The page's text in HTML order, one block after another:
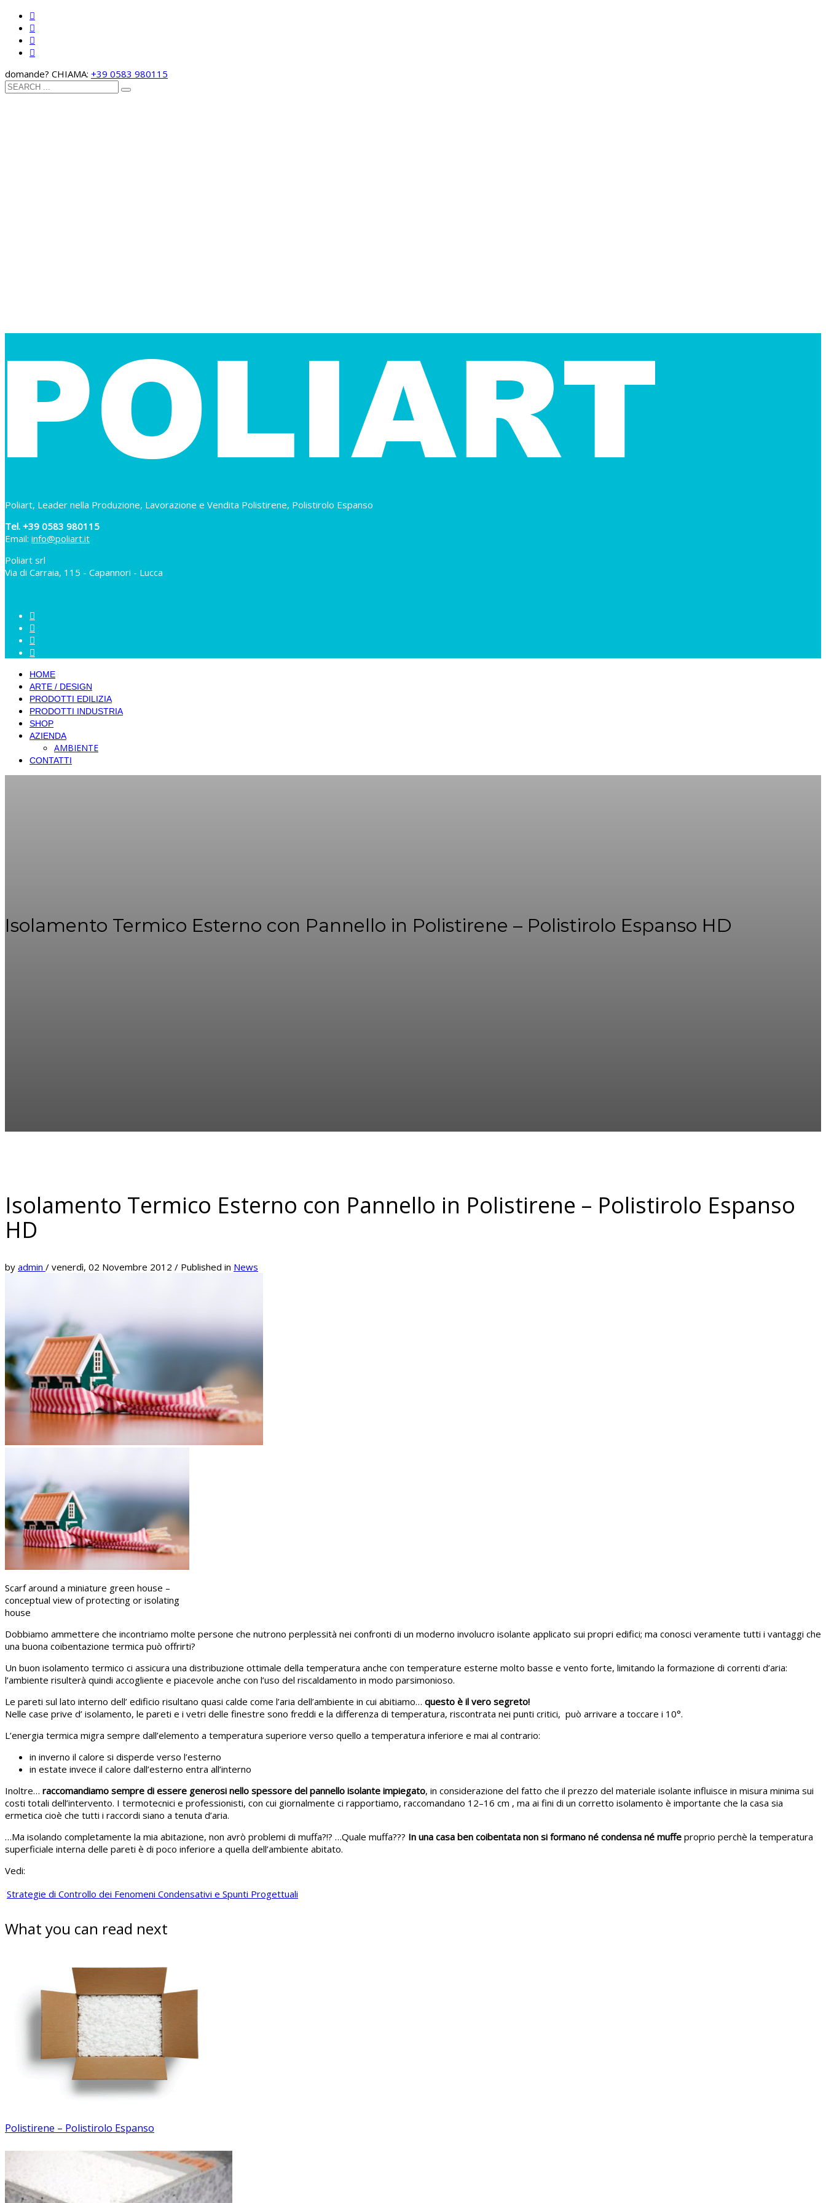
domande? CHIAMA: +39 0583 980115
Poliart, Leader nella Produzione, Lavorazione e Vendita Polistirene, Polistirolo Espanso
Tel. +39 0583 980115
Email: info@poliart.it
Poliart srl
Via di Carraia, 115 - Capannori - Lucca
HOME
ARTE / DESIGN
PRODOTTI EDILIZIA
PRODOTTI INDUSTRIA
SHOP
AZIENDA
AMBIENTE
CONTATTI
Isolamento Termico Esterno con Pannello in Polistirene – Polistirolo Espanso HD
Isolamento Termico Esterno con Pannello in Polistirene – Polistirolo Espanso
HD
by admin / venerdì, 02 Novembre 2012 / Published in News
Scarf around a miniature green house –
conceptual view of protecting or isolating
house
Dobbiamo ammettere che incontriamo molte persone che nutrono perplessità nei confronti di un moderno involucro isolante applicato sui propri edifici; ma conosci veramente tutti i vantaggi che
una buona coibentazione termica può offrirti?
Un buon isolamento termico ci assicura una distribuzione ottimale della temperatura anche con temperature esterne molto basse e vento forte, limitando la formazione di correnti d’aria:
l’ambiente risulterà quindi accogliente e piacevole anche con l’uso del riscaldamento in modo parsimonioso.
Le pareti sul lato interno dell’ edificio risultano quasi calde come l’aria dell’ambiente in cui abitiamo… questo è il vero segreto!
Nelle case prive d’ isolamento, le pareti e i vetri delle finestre sono freddi e la differenza di temperatura, riscontrata nei punti critici, può arrivare a toccare i 10°.
L’energia termica migra sempre dall’elemento a temperatura superiore verso quello a temperatura inferiore e mai al contrario:
in inverno il calore si disperde verso l’esterno
in estate invece il calore dall’esterno entra all’interno
Inoltre… raccomandiamo sempre di essere generosi nello spessore del pannello isolante impiegato, in considerazione del fatto che il prezzo del materiale isolante influisce in misura minima sui
costi totali dell’intervento. I termotecnici e professionisti, con cui giornalmente ci rapportiamo, raccomandano 12–16 cm , ma ai fini di un corretto isolamento è importante che la casa sia
ermetica cioè che tutti i raccordi siano a tenuta d’aria.
…Ma isolando completamente la mia abitazione, non avrò problemi di muffa?!? …Quale muffa??? In una casa ben coibentata non si formano né condensa né muffe proprio perchè la temperatura
superficiale interna delle pareti è di poco inferiore a quella dell’ambiente abitato.
Vedi:
Strategie di Controllo dei Fenomeni Condensativi e Spunti Progettuali
What you can read next
Polistirene – Polistirolo Espanso